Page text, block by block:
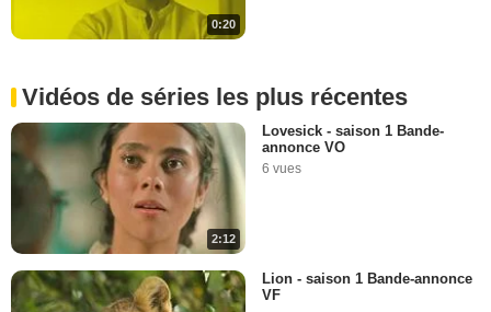
0:20
Vidéos de séries les plus récentes
2:12
Lovesick - saison 1 Bande-
annonce VO
6 vues
Lion - saison 1 Bande-annonce
VF